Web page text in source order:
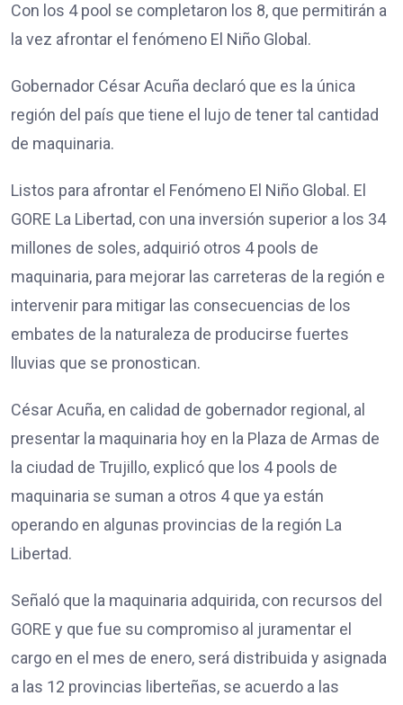
Con los 4 pool se completaron los 8, que permitirán a
la vez afrontar el fenómeno El Niño Global.
Gobernador César Acuña declaró que es la única
región del país que tiene el lujo de tener tal cantidad
de maquinaria.
Listos para afrontar el Fenómeno El Niño Global. El
GORE La Libertad, con una inversión superior a los 34
millones de soles, adquirió otros 4 pools de
maquinaria, para mejorar las carreteras de la región e
intervenir para mitigar las consecuencias de los
embates de la naturaleza de producirse fuertes
lluvias que se pronostican.
César Acuña, en calidad de gobernador regional, al
presentar la maquinaria hoy en la Plaza de Armas de
la ciudad de Trujillo, explicó que los 4 pools de
maquinaria se suman a otros 4 que ya están
operando en algunas provincias de la región La
Libertad.
Señaló que la maquinaria adquirida, con recursos del
GORE y que fue su compromiso al juramentar el
cargo en el mes de enero, será distribuida y asignada
a las 12 provincias liberteñas, se acuerdo a las